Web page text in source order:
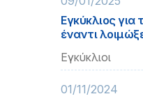
Εγκύκλιος για
έναντι
Εγκύκλιοι
01/11/2024